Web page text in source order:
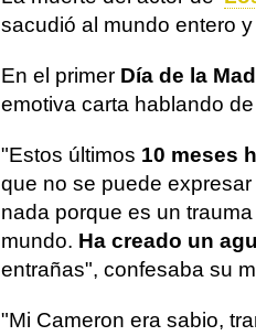
sacudió al mundo entero
En el primer Día de la
emotiva carta hablando
"Estos últimos 10 meses
que no se puede
nada porque es un
mundo. Ha creado un
entrañas", confesaba su
"Mi Cameron era sabio,